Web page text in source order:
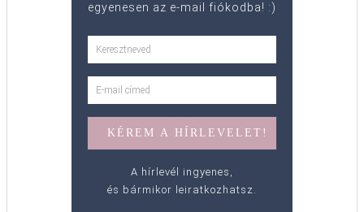
egyenesen az e-mail fiókodba! :)
A hírlevél ingyenes,
és bármikor leiratkozhatsz.